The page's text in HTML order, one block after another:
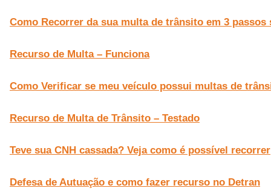
Como Recorrer da sua multa de trânsito em 3 passos
Recurso de Multa – Funciona
Como Verificar se meu veículo possui multas de
Recurso de Multa de Trânsito – Testado
Teve sua CNH cassada? Veja como é possível recorrer
Defesa de Autuação e como fazer recurso no Detran